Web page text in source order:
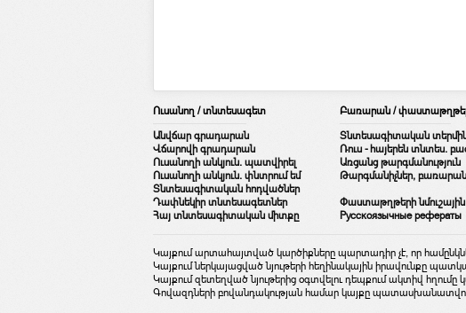
Ուսանող / տնտեսագետ
Անվճար գրադարան
Վճարովի գրադարան
Ուսանողի անկյուն. պատվիրել
Ուսանողի անկյուն. փնտրում եմ
Տնտեսագիտական հոդվածներ
Դափնեկիր տնտեսագետներ
Հայ տնտեսագիտական միտքը
Բառարան /
Տնտեսագիտական
Ռուս - հայերեն տնտես.
Առցանց թարգմանություն
Թարգմանիչներ,
Փաստաթղթերի նմուշային
Русскоязычные рефераты
Կայքում արտահայտված կարծիքները պարտադիր չէ, որ
Կայքում ներկայացված նյութերի հեղինակային իրավունքը
Կայքում զետեղված նյութերից օգտվելու դեպքում ակտիվ
Գովազդների բովանդակության համար կայքը